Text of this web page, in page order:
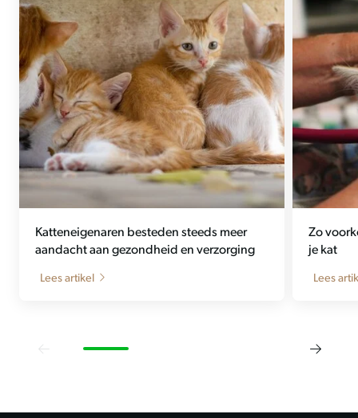
Katteneigenaren besteden steeds meer
aandacht aan gezondheid en verzorging
Lees artikel
Zo
je kat
Lees